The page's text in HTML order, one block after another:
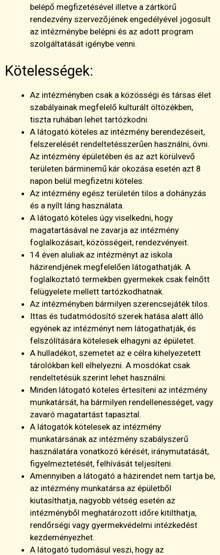
belépő megfizetésével illetve a zártkörű
rendezvény szervezőjének engedélyével jogosult
az intézménybe belépni és az adott program
szolgáltatását igénybe venni.
Kötelességek:
Az intézményben csak a közösségi és társas élet
szabályainak megfelelő kulturált öltözékben,
tiszta ruhában lehet tartózkodni.
A látogató köteles az intézmény berendezéseit,
felszerelését rendeltetésszerűen használni, óvni.
Az intézmény épületében és az azt körülvevő
területen bárminemű kár okozása esetén azt 8
napon belül megfizetni köteles.
Az intézmény egész területén tilos a dohányzás
és a nyílt láng használata.
A látogató köteles úgy viselkedni, hogy
magatartásával ne zavarja az intézmény
foglalkozásait, közösségeit, rendezvényeit.
14 éven aluliak az intézményt az iskola
házirendjének megfelelően látogathatják. A
foglalkoztató termekben gyermekek csak felnőtt
felügyelete mellett tartózkodhatnak.
Az intézményben bármilyen szerencsejáték tilos.
Ittas és tudatmódosító szerek hatása alatt álló
egyének az intézményt nem látogathatják, és
felszólítására kötelesek elhagyni az épületet.
A hulladékot, szemetet az e célra kihelyezetett
tárolókban kell elhelyezni. A mosdókat csak
rendeltetésük szerint lehet használni.
Minden látogató köteles értesíteni az intézmény
munkatársát, ha bármilyen rendellenességet, vagy
zavaró magatartást tapasztal.
A látogatók kötelesek az intézmény
munkatársának az intézmény szabályszerű
használatára vonatkozó kérését, iránymutatását,
figyelmeztetését, felhívását teljesíteni.
Amennyiben a látogató a házirendet nem tartja be,
az intézmény munkatársa az épületből
kiutasíthatja, nagyobb vétség esetén az
intézményből meghatározott időre kitilthatja,
rendőrségi vagy gyermekvédelmi intézkedést
kezdeményezhet.
A látogató tudomásul veszi, hogy az